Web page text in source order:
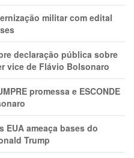
militar com edital
declaração pública sobre
vice de Flávio Bolsonaro
promessa e ESCONDE
EUA ameaça bases do
Trump